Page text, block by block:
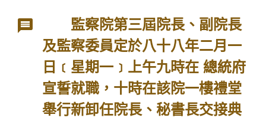
監察院第三屆院長、副院長
及監察委員定於八十八年二月一
日﹝星期一﹞上午九時在 總統府
宣誓就職，十時在該院一樓禮堂
舉行新卸任院長、秘書長交接典